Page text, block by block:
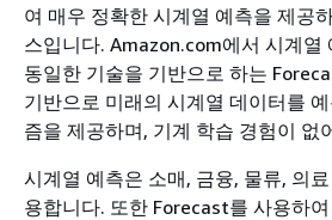
여 매우 정확한 시계열 예측을 제공
스입니다. Amazon.com에서 시계열
동일한 기술을 기반으로 하는
기반으로 미래의 시계열 데이터를
즘을 제공하며, 기계 학습 경험이 없
시계열 예측은 소매, 금융, 물류, 의
용합니다. 또한 Forecast를 사용하